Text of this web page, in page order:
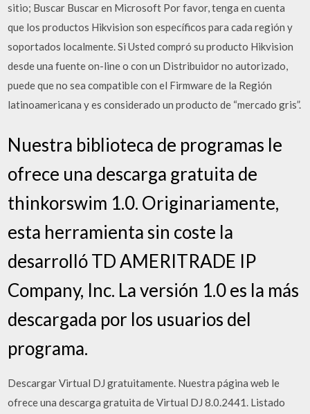
sitio; Buscar Buscar en Microsoft Por favor, tenga en cuenta
que los productos Hikvision son específicos para cada región y
soportados localmente. Si Usted compró su producto Hikvision
desde una fuente on-line o con un Distribuidor no autorizado,
puede que no sea compatible con el Firmware de la Región
latinoamericana y es considerado un producto de “mercado gris”.
Nuestra biblioteca de programas le
ofrece una descarga gratuita de
thinkorswim 1.0. Originariamente,
esta herramienta sin coste la
desarrolló TD AMERITRADE IP
Company, Inc. La versión 1.0 es la más
descargada por los usuarios del
programa.
Descargar Virtual DJ gratuitamente. Nuestra página web le
ofrece una descarga gratuita de Virtual DJ 8.0.2441. Listado